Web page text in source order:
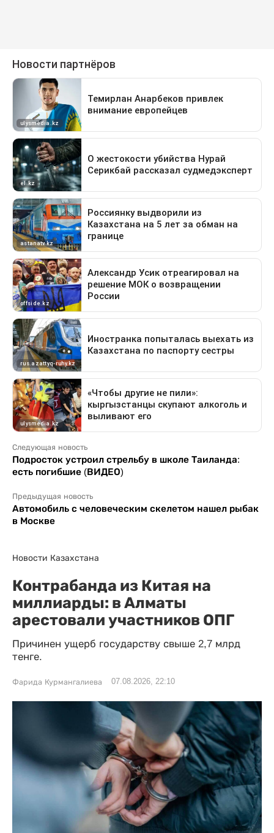
Следующая новость
Подросток устроил стрельбу в школе Таиланда:
есть погибшие (ВИДЕО)
Предыдущая новость
Автомобиль с человеческим скелетом нашел рыбак
в Москве
Новости Казахстана
Контрабанда из Китая на
миллиарды: в Алматы
арестовали участников ОПГ
Причинен ущерб государству свыше 2,7 млрд
тенге.
Фарида Курмангалиева 07.08.2026, 22:10